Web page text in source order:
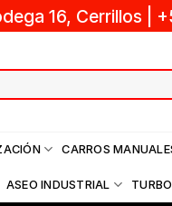
16, Cerrillos
CARROS
ASEO INDUSTRIAL